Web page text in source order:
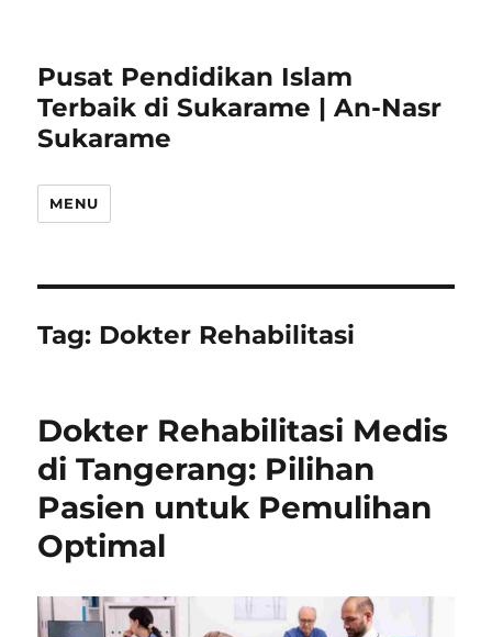
Pusat Pendidikan Islam
Terbaik di Sukarame | An-Nasr
Sukarame
MENU
Tag: Dokter Rehabilitasi
Dokter Rehabilitasi Medis
di Tangerang: Pilihan
Pasien untuk Pemulihan
Optimal